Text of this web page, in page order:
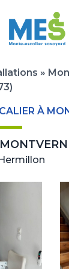
»
À